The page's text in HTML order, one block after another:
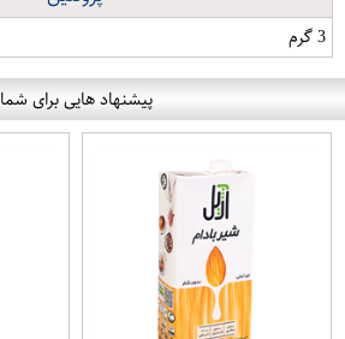
3 گرم
پیشنهاد هایی برای شما